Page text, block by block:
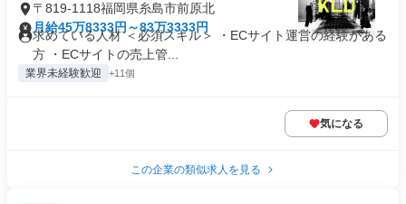
〒819-1118福岡県糸島市前原北
月給45万8333円～83万3333円
求めている人材 ＜必須スキル＞ ・ECサイト運営の経験がある
方 ・ECサイトの売上管...
業界未経験歓迎 +11個
気になる
この企業の類似求人を見る